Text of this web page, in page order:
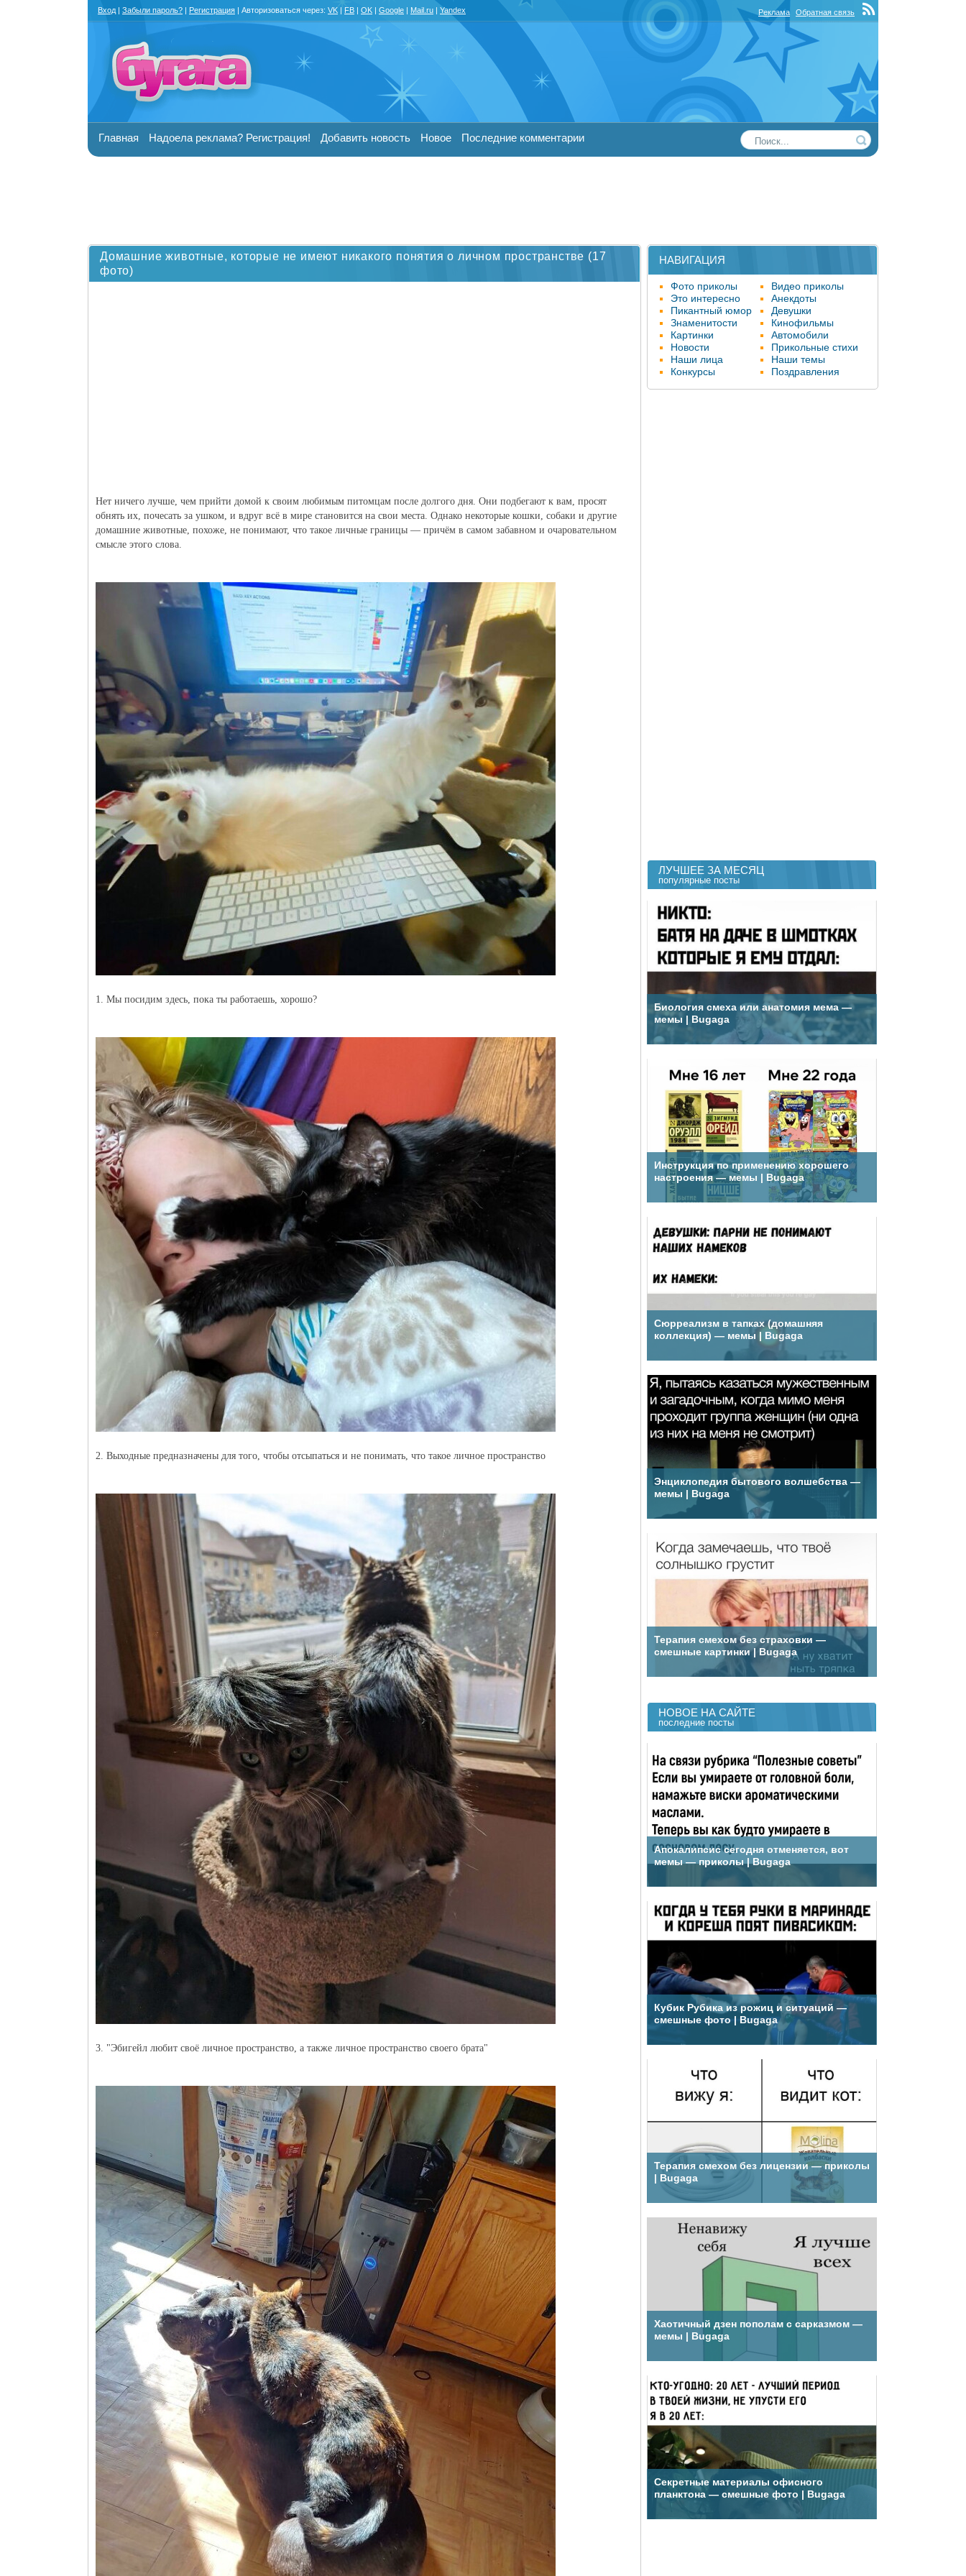
Домашние животные, которые не имеют никакого понятия о личном пространстве (17
фото)
Нет ничего лучше, чем прийти домой к своим любимым питомцам после долгого дня. Они подбегают к вам, просят
обнять их, почесать за ушком, и вдруг всё в мире становится на свои места. Однако некоторые кошки, собаки и другие
домашние животные, похоже, не понимают, что такое личные границы — причём в самом забавном и очаровательном
смысле этого слова.
1. Мы посидим здесь, пока ты работаешь, хорошо?
2. Выходные предназначены для того, чтобы отсыпаться и не понимать, что такое личное пространство
3. "Эбигейл любит своё личное пространство, а также личное пространство своего брата"
НАВИГАЦИЯ
Фото приколы
Видео приколы
Это интересно
Анекдоты
Пикантный юмор
Девушки
Знаменитости
Кинофильмы
Картинки
Автомобили
Новости
Прикольные стихи
Наши лица
Наши темы
Конкурсы
Поздравления
ЛУЧШЕЕ ЗА МЕСЯЦ
популярные посты
Биология смеха или анатомия мема —
мемы | Bugaga
Инструкция по применению хорошего
настроения — мемы | Bugaga
Сюрреализм в тапках (домашняя
коллекция) — мемы | Bugaga
Энциклопедия бытового волшебства —
мемы | Bugaga
Терапия смехом без страховки —
смешные картинки | Bugaga
НОВОЕ НА САЙТЕ
последние посты
Апокалипсис сегодня отменяется, вот
мемы — приколы | Bugaga
Кубик Рубика из рожиц и ситуаций —
смешные фото | Bugaga
Терапия смехом без лицензии — приколы
| Bugaga
Хаотичный дзен пополам с сарказмом —
мемы | Bugaga
Секретные материалы офисного
планктона — смешные фото | Bugaga
Вход | Забыли пароль? | Регистрация | Авторизоваться через: VK | FB | OK | Google | Mail.ru | Yandex Реклама Обратная связь
Главная Надоела реклама? Регистрация! Добавить новость Новое Последние комментарии